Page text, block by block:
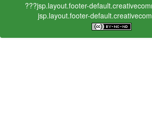
???jsp.layout.footer-
jsp.layout.footer-